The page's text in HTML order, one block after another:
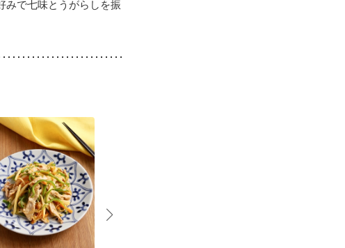
みで七味とうがらしを振